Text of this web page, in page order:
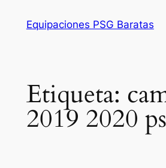
Equipaciones PSG Baratas
Etiqueta:
2019 2020